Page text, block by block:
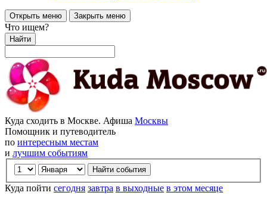
Открыть меню Закрыть меню
Что ищем?
Найти
Куда сходить в Москве. Афиша Москвы
Помощник и путеводитель
по интересным местам
и лучшим событиям
Куда пойти сегодня завтра в выходные в этом месяце